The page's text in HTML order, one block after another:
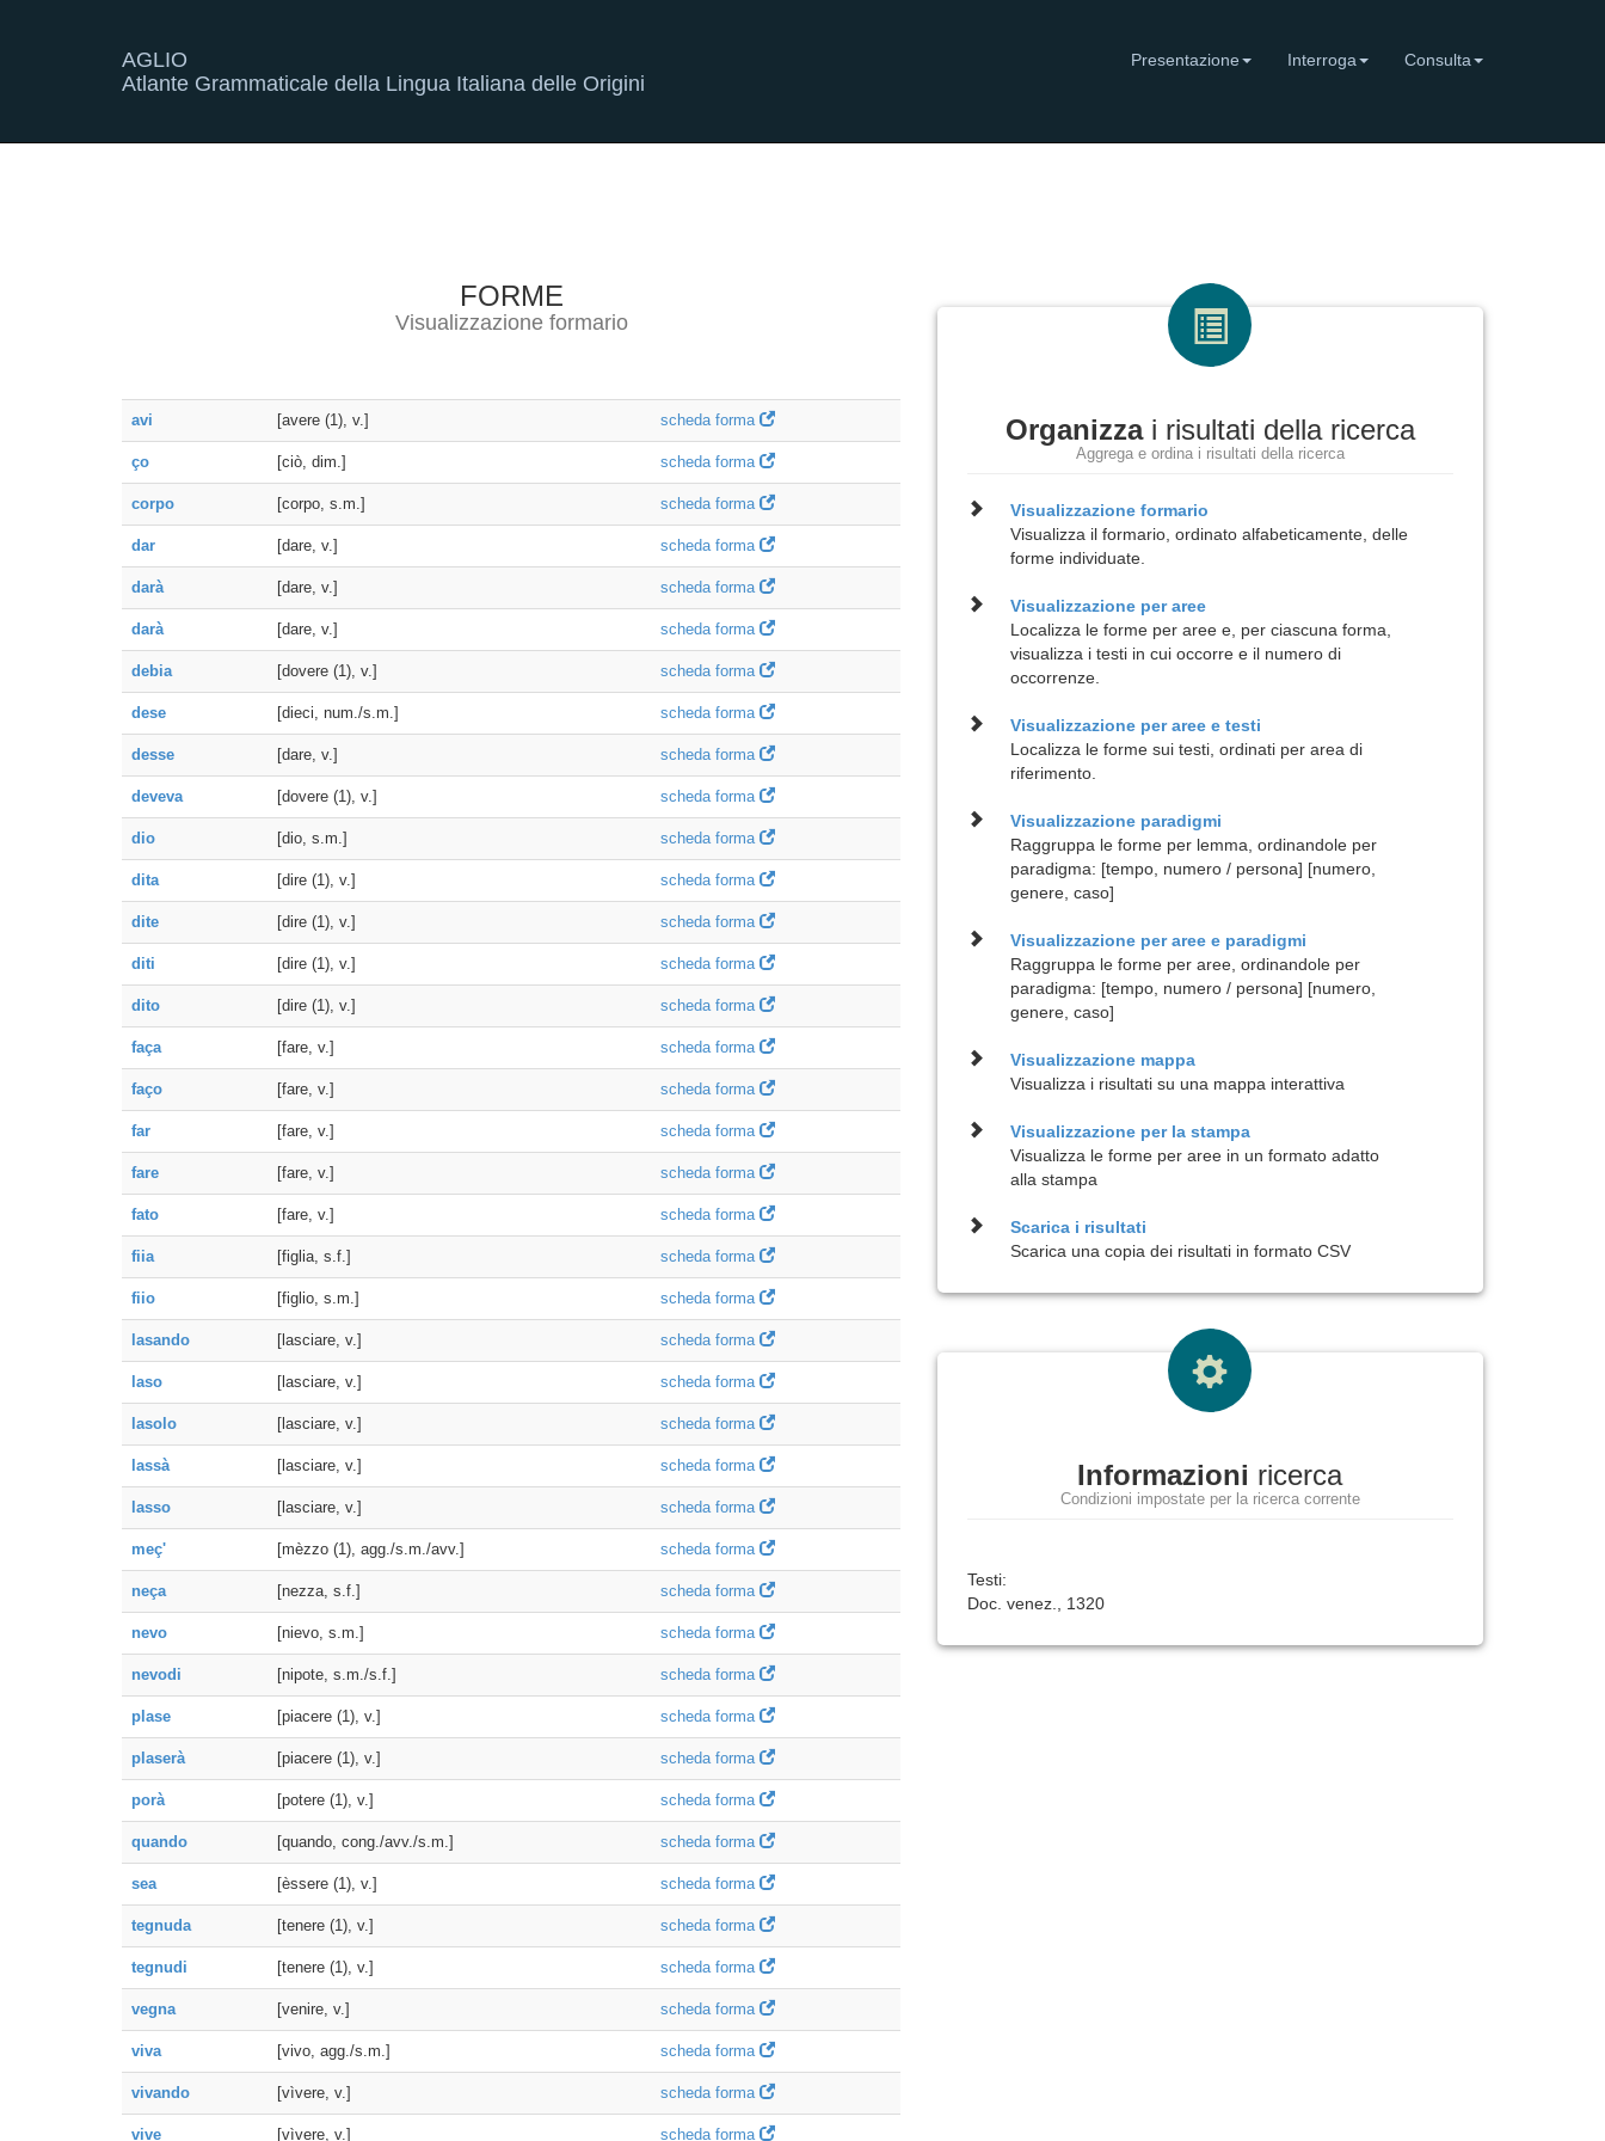
AGLIO
Atlante Grammaticale della Lingua Italiana delle Origini
Presentazione Interroga Consulta
FORME
Visualizzazione formario
avi [avere (1), v.] scheda forma
ço [ciò, dim.] scheda forma
corpo [corpo, s.m.] scheda forma
dar [dare, v.] scheda forma
darà [dare, v.] scheda forma
darà [dare, v.] scheda forma
debia [dovere (1), v.] scheda forma
dese [dieci, num./s.m.] scheda forma
desse [dare, v.] scheda forma
deveva [dovere (1), v.] scheda forma
dio [dio, s.m.] scheda forma
dita [dire (1), v.] scheda forma
dite [dire (1), v.] scheda forma
diti [dire (1), v.] scheda forma
dito [dire (1), v.] scheda forma
faça [fare, v.] scheda forma
faço [fare, v.] scheda forma
far [fare, v.] scheda forma
fare [fare, v.] scheda forma
fato [fare, v.] scheda forma
fiia [figlia, s.f.] scheda forma
fiio [figlio, s.m.] scheda forma
lasando [lasciare, v.] scheda forma
laso [lasciare, v.] scheda forma
lasolo [lasciare, v.] scheda forma
lassà [lasciare, v.] scheda forma
lasso [lasciare, v.] scheda forma
meç' [mèzzo (1), agg./s.m./avv.] scheda forma
neça [nezza, s.f.] scheda forma
nevo [nievo, s.m.] scheda forma
nevodi [nipote, s.m./s.f.] scheda forma
plase [piacere (1), v.] scheda forma
plaserà [piacere (1), v.] scheda forma
porà [potere (1), v.] scheda forma
quando [quando, cong./avv./s.m.] scheda forma
sea [èssere (1), v.] scheda forma
tegnuda [tenere (1), v.] scheda forma
tegnudi [tenere (1), v.] scheda forma
vegna [venire, v.] scheda forma
viva [vivo, agg./s.m.] scheda forma
vivando [vìvere, v.] scheda forma
vive [vìvere, v.] scheda forma
Organizzai risultati della ricerca
Aggrega e ordina i risultati della ricerca
Visualizzazione formario
Visualizza il formario, ordinato alfabeticamente, delle
forme individuate.
Visualizzazione peraree
Localizza le forme per aree e, per ciascuna forma,
visualizza i testi in cui occorre e il numero di
occorrenze.
Visualizzazione peraree e testi
Localizza le forme sui testi, ordinati per area di
riferimento.
Visualizzazione paradigmi
Raggruppa le forme per lemma, ordinandole per
paradigma: [tempo, numero / persona] [numero,
genere, caso]
Visualizzazione peraree e paradigmi
Raggruppa le forme per aree, ordinandole per
paradigma: [tempo, numero / persona] [numero,
genere, caso]
Visualizzazione mappa
Visualizza i risultati su una mappa interattiva
Visualizzazione per la stampa
Visualizza le forme per aree in un formato adatto
alla stampa
Scarica i risultati
Scarica una copia dei risultati in formato CSV
Informazioni ricerca
Condizioni impostate per la ricerca corrente
Testi:
Doc. venez., 1320